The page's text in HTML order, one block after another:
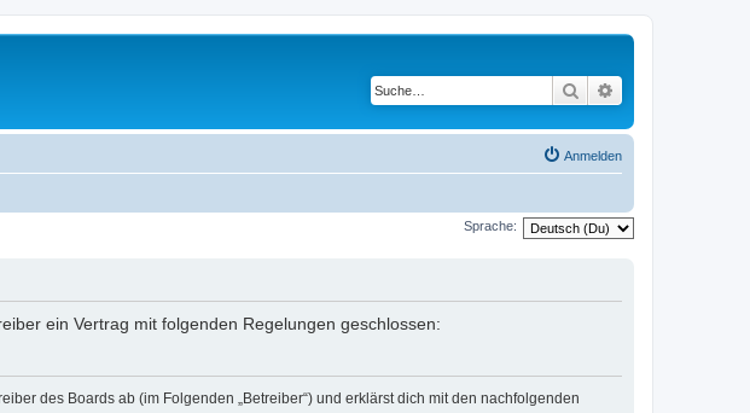
Suche
Anmelden
Sprache:
ein Vertrag mit folgenden Regelungen geschlossen:
des Boards ab (im Folgenden „Betreiber“) und erklärst dich mit den nachfolgenden